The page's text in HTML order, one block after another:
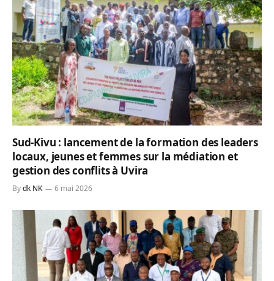
Sud-Kivu : lancement de la formation des leaders
locaux, jeunes et femmes sur la médiation et
gestion des conflits à Uvira
Bydk NK 6 mai 2026